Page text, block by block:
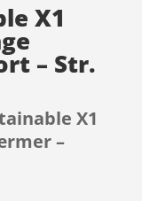
X1
– Str.
X1
–